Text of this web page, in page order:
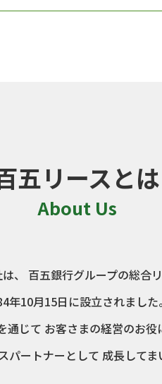
五リースとは
About Us
、
百五銀行グループの総合
年10月15日に設立されました。
通じて お客さまの経営のお役
パートナーとして 成長してま